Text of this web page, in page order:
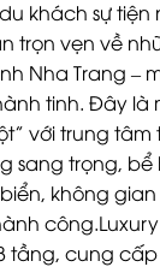
khách sự tiện
trọn vẹn về
Nha Trang –
tinh. Đây là
với trung
sang trọng,
không
tầng, cung